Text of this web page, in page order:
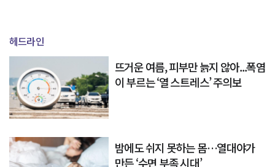
헤드라인
뜨거운 여름, 피부만 늙지 않아...폭염
이 부르는 ‘열 스트레스’ 주의보
밤에도 쉬지 못하는 몸…열대야가
만든 ‘수면 부족 시대’